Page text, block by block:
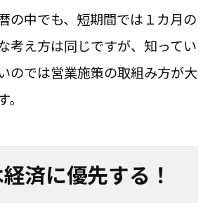
の中でも、短期間では１カ月の
考え方は同じですが、知ってい
のでは営業施策の取組み方が大
済に優先する！